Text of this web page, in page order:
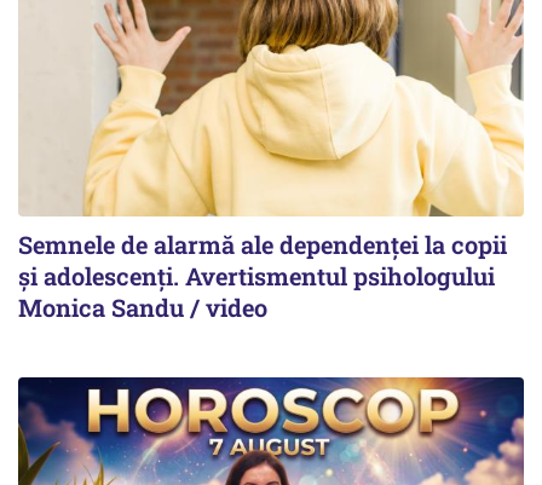
Semnele de alarmă ale dependenței la copii
și adolescenți. Avertismentul psihologului
Monica Sandu / video